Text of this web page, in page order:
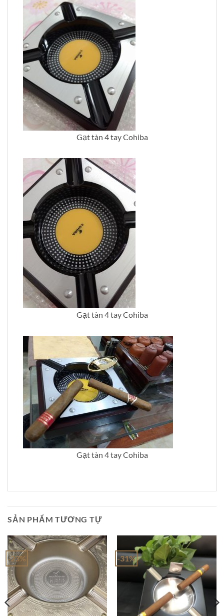
Gạt tàn 4 tay Cohiba
Gạt tàn 4 tay Cohiba
Gạt tàn 4 tay Cohiba
SẢN PHẨM TƯƠNG TỰ
-23% -31%